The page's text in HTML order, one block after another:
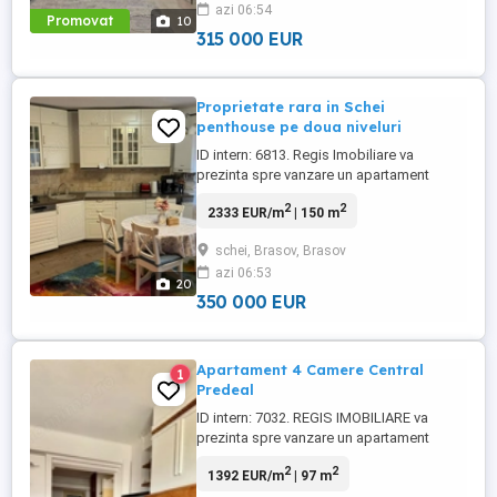
Promovat 10
finisajele premium, eficienta energetica
remarcabila si o priveliste ...
azi 06:54
315 000 EUR
20
Proprietate rara in Schei
penthouse pe doua niveluri
ID intern: 6813. Regis Imobiliare va
prezinta spre vanzare un apartament
Schei Brasov, una dintre cele mai cautate
este amplasata intr-un imobil istoric,
construit in jurul anului 1900, din zidarie de
caramida, si imbina ...
2333 EUR/m2| 150 m2
schei, Brasov, Brasov
azi 06:53
350 000 EUR
1
Apartament 4 Camere Central
Predeal
ID intern: 7032. REGIS IMOBILIARE va
prezinta spre vanzare un apartament
strada Mihai Eminescu, intr-o zona
1392 EUR/m2| 97 m2